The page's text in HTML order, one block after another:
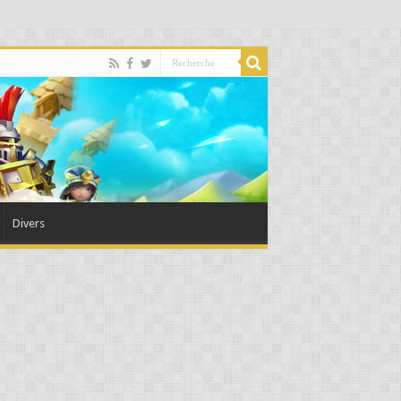
Divers